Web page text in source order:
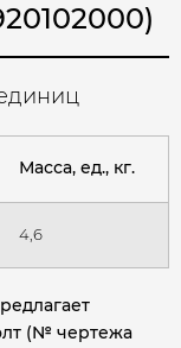
Масса, ед., кг.
4,6
(№ чертежа